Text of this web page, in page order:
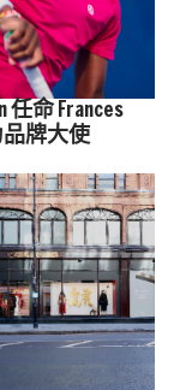
任命 Frances
品牌大使